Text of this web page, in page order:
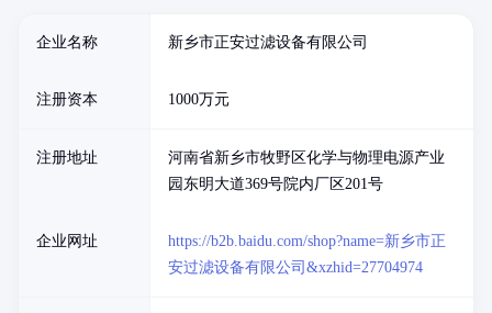
企业名称 新乡市正安过滤设备有限公司
注册资本 1000万元
注册地址
河南省新乡市牧野区化学与物理电源产业
园东明大道369号院内厂区201号
企业网址
https://b2b.baidu.com/shop?name=新乡市正
安过滤设备有限公司&xzhid=27704974